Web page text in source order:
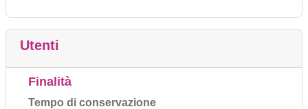
Utenti
Finalità
Tempo di conservazione